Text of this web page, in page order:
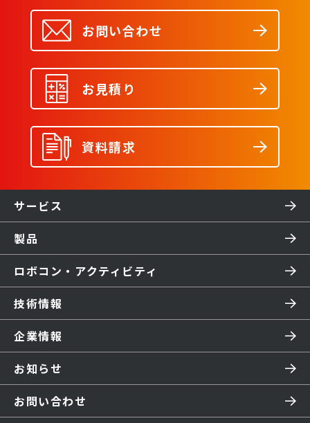
お問い合わせ
お見積り
資料請求
サービス
製品
ロボコン・アクティビティ
技術情報
企業情報
お知らせ
お問い合わせ